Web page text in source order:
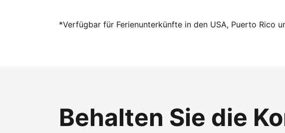
*Verfügbar für Ferienunterkünfte in den USA, Puerto Rico
Behalten Sie die